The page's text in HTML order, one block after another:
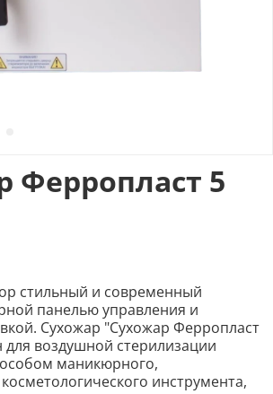
Ферропласт 5
cтильный и современный
панелью управления и
Сухожар "Сухожар Ферропласт
для воздушной стерилизации
маникюрного,
инструмента,